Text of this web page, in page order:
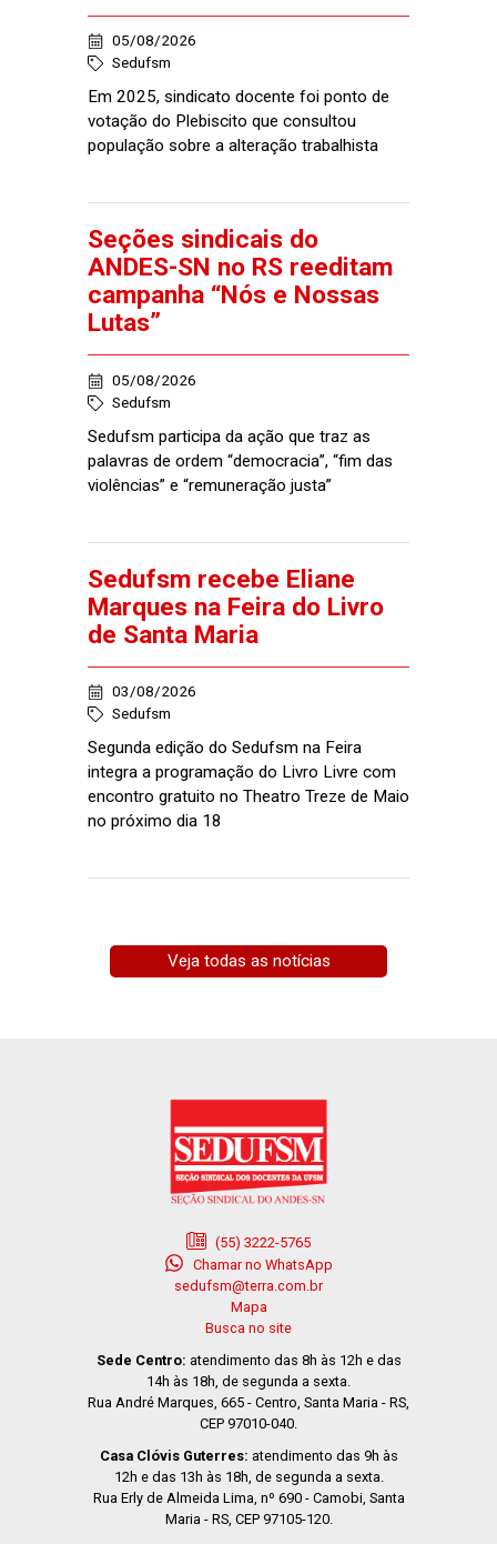
05/08/2026
Sedufsm
Em 2025, sindicato docente foi ponto de
votação do Plebiscito que consultou
população sobre a alteração trabalhista
Seções sindicais do
ANDES-SN no RS reeditam
campanha “Nós e Nossas
Lutas”
05/08/2026
Sedufsm
Sedufsm participa da ação que traz as
palavras de ordem “democracia”, “fim das
violências” e “remuneração justa”
Sedufsm recebe Eliane
Marques na Feira do Livro
de Santa Maria
03/08/2026
Sedufsm
Segunda edição do Sedufsm na Feira
integra a programação do Livro Livre com
encontro gratuito no Theatro Treze de Maio
no próximo dia 18
Veja todas as notícias
(55) 3222-5765
Chamar no WhatsApp
sedufsm@terra.com.br
Mapa
Busca no site
Sede Centro: atendimento das 8h às 12h e das
14h às 18h, de segunda a sexta.
Rua André Marques, 665 - Centro, Santa Maria - RS,
CEP 97010-040.
Casa Clóvis Guterres: atendimento das 9h às
12h e das 13h às 18h, de segunda a sexta.
Rua Erly de Almeida Lima, nº 690 - Camobi, Santa
Maria - RS, CEP 97105-120.